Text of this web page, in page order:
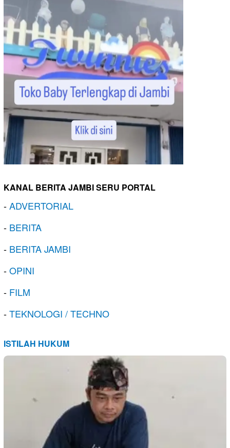
KANAL BERITA JAMBI SERU PORTAL
-ADVERTORIAL
- BERITA
- BERITA JAMBI
-OPINI
- FILM
-TEKNOLOGI / TECHNO
ISTILAH HUKUM